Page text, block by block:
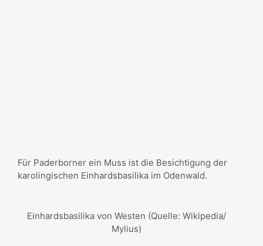
Für Paderborner ein Muss ist die Besichtigung der
karolingischen Einhardsbasilika im Odenwald.
Einhardsbasilika von Westen (Quelle: Wikipedia/
Mylius)